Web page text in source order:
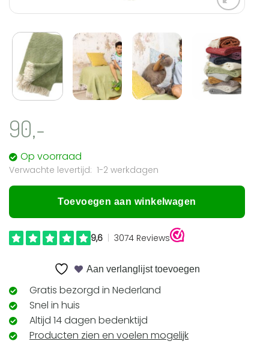
90,-
Op voorraad
1-2 werkdagen
Toevoegen aan winkelwagen
Aan verlanglijst toevoegen
Gratis bezorgd in Nederland
Snel in huis
Altijd 14 dagen bedenktijd
Producten zien en voelen mogelijk